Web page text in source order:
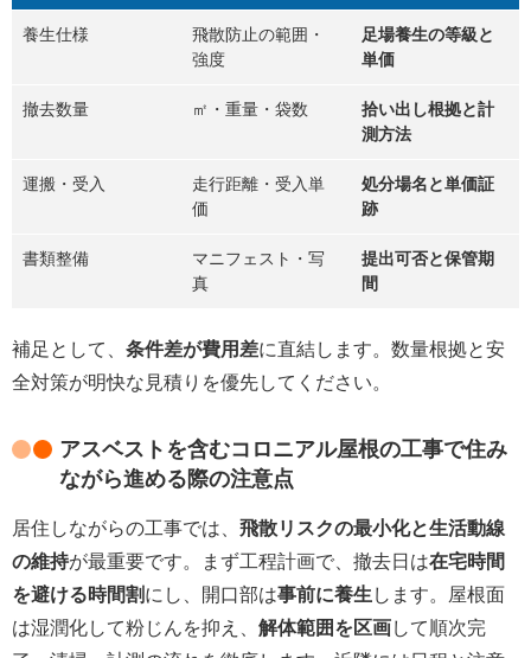
養生仕様
飛散防止の範囲・
強度
足場養生の等級と
単価
撤去数量 ㎡・重量・袋数
拾い出し根拠と計
測方法
運搬・受入
走行距離・受入単
価
処分場名と単価証
跡
書類整備
マニフェスト・写
真
提出可否と保管期
間
補足として、 条件差が費用差に直結します。数量根拠と安
全対策が明快な見積りを優先してください。
アスベストを含むコロニアル屋根の工事で住み
ながら進める際の注意点
居住しながらの工事では、 飛散リスクの最小化と生活動線
の維持が最重要です。まず工程計画で、撤去日は在宅時間
を避ける時間割にし、開口部は事前に養生 します。屋根面
は湿潤化して粉じんを抑え、 解体範囲を区画して順次完